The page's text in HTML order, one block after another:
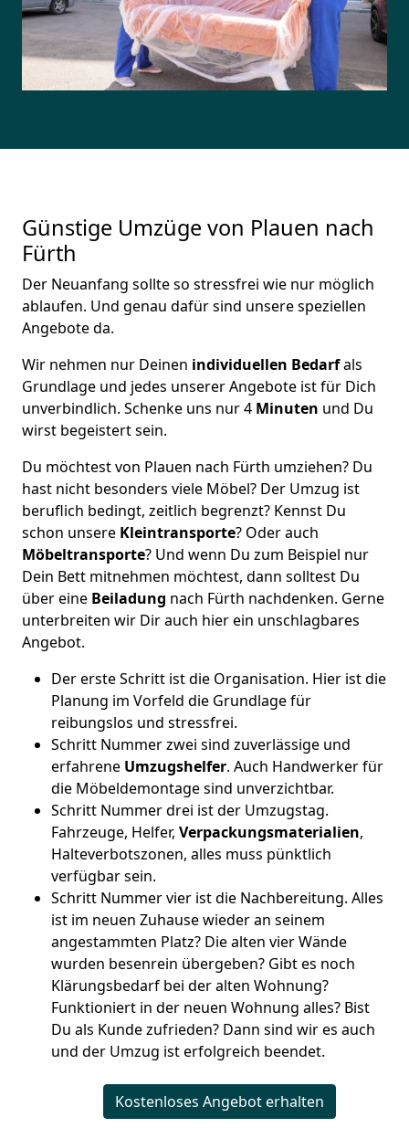
Günstige Umzüge von Plauen nach
Fürth
Der Neuanfang sollte so stressfrei wie nur möglich
ablaufen. Und genau dafür sind unsere speziellen
Angebote da.
Wir nehmen nur Deinen individuellen Bedarfals
Grundlage und jedes unserer Angebote ist für Dich
unverbindlich. Schenke uns nur 4 Minuten und Du
wirst begeistert sein.
Du möchtest von Plauen nach Fürth umziehen? Du
hast nicht besonders viele Möbel? Der Umzug ist
beruflich bedingt, zeitlich begrenzt? Kennst Du
schon unsere Kleintransporte? Oder auch
Möbeltransporte? Und wenn Du zum Beispiel nur
Dein Bett mitnehmen möchtest, dann solltest Du
über eine Beiladung nach Fürth nachdenken. Gerne
unterbreiten wir Dir auch hier ein unschlagbares
Angebot.
Der erste Schritt ist die Organisation. Hier ist die
Planung im Vorfeld die Grundlage für
reibungslos und stressfrei.
Schritt Nummer zwei sind zuverlässige und
erfahrene Umzugshelfer. Auch Handwerker für
die Möbeldemontage sind unverzichtbar.
Schritt Nummer drei ist der Umzugstag.
Fahrzeuge, Helfer, Verpackungsmaterialien,
Halteverbotszonen, alles muss pünktlich
verfügbar sein.
Schritt Nummer vier ist die Nachbereitung. Alles
ist im neuen Zuhause wieder an seinem
angestammten Platz? Die alten vier Wände
wurden besenrein übergeben? Gibt es noch
Klärungsbedarf bei der alten Wohnung?
Funktioniert in der neuen Wohnung alles? Bist
Du als Kunde zufrieden? Dann sind wir es auch
und der Umzug ist erfolgreich beendet.
Kostenloses Angebot erhalten